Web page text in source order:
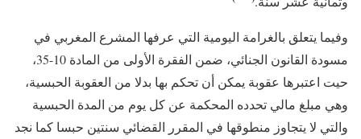
وفيما يتعلق بالغرامة اليومية التي عرفها المشرع المغربي في
مسودة القانون الجنائي، ضمن الفقرة الأولى من المادة 10-35،
حيت اعتبرها عقوبة يمكن أن تحكم بها بدلا من العقوبة الحبسية،
وهي مبلغ مالي تحدده المحكمة عن كل يوم من المدة الحبسية
والتي لا يتجاوز منطوقها في المقرر القضائي سنتين حبسا كما نجد